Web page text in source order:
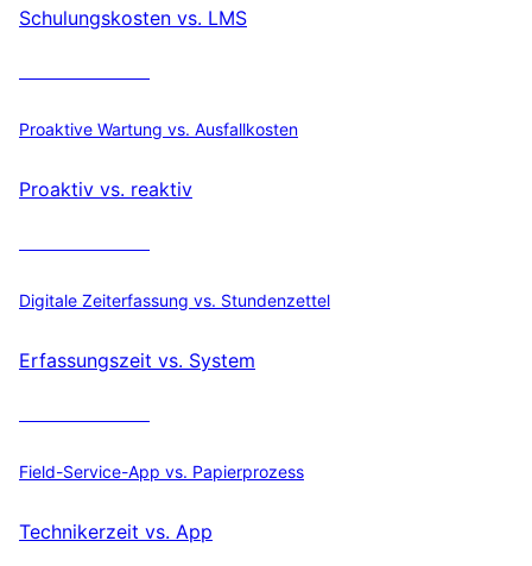
Schulungskosten vs. LMS
Proaktive Wartung vs. Ausfallkosten
Proaktiv vs. reaktiv
Digitale Zeiterfassung vs. Stundenzettel
Erfassungszeit vs. System
Field-Service-App vs. Papierprozess
Technikerzeit vs. App